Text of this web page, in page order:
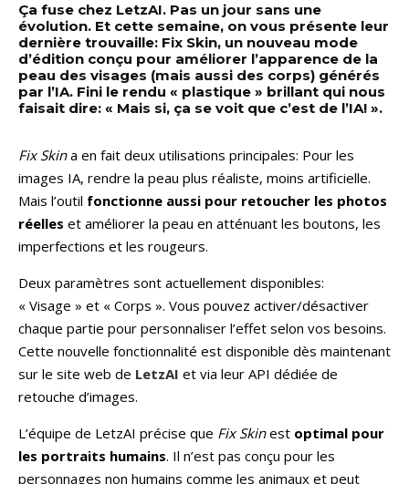
Ça fuse chez LetzAI. Pas un jour sans une
évolution. Et cette semaine, on vous présente leur
dernière trouvaille: Fix Skin, un nouveau mode
d’édition conçu pour améliorer l’apparence de la
peau des visages (mais aussi des corps) générés
par l’IA. Fini le rendu « plastique » brillant qui nous
faisait dire: « Mais si, ça se voit que c’est de l’IA! ».
Fix Skina en fait deux utilisations principales: Pour les
images IA, rendre la peau plus réaliste, moins artificielle.
Mais l’outil fonctionne aussi pour retoucher les photos
réelles et améliorer la peau en atténuant les boutons, les
imperfections et les rougeurs.
Deux paramètres sont actuellement disponibles:
« Visage » et « Corps ». Vous pouvez activer/désactiver
chaque partie pour personnaliser l’effet selon vos besoins.
Cette nouvelle fonctionnalité est disponible dès maintenant
sur le site web de LetzAI et via leur API dédiée de
retouche d’images.
L’équipe de LetzAI précise que Fix Skinest optimal pour
les portraits humains. Il n’est pas conçu pour les
personnages non humains comme les animaux et peut